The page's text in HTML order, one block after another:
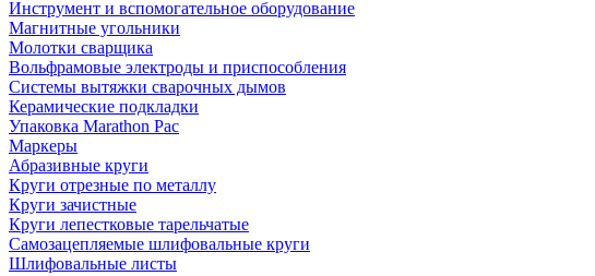
Инструмент и вспомогательное оборудование
Магнитные угольники
Молотки сварщика
Вольфрамовые электроды и приспособления
Системы вытяжки сварочных дымов
Керамические подкладки
Упаковка Marathon Pac
Маркеры
Абразивные круги
Круги отрезные по металлу
Круги зачистные
Круги лепестковые тарельчатые
Самозацепляемые шлифовальные круги
Шлифовальные листы